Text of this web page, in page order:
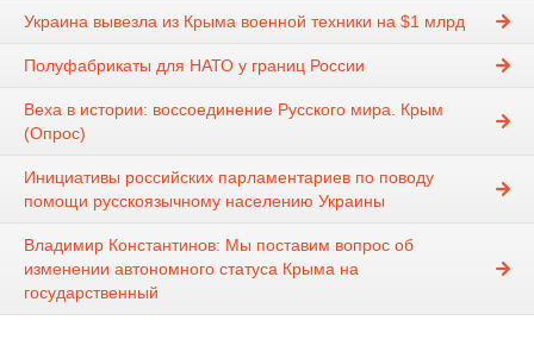
Украина вывезла из Крыма военной техники на $1 млрд
Полуфабрикаты для НАТО у границ России
Веха в истории: воссоединение Русского мира. Крым
(Опрос)
Инициативы российских парламентариев по поводу
помощи русскоязычному населению Украины
Владимир Константинов: Мы поставим вопрос об
изменении автономного статуса Крыма на
государственный